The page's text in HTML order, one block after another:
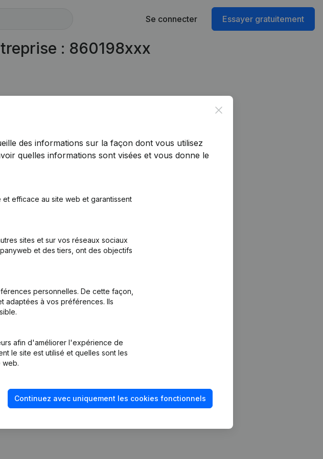
Se connecter Essayer gratuitement
: 860198xxx
Close
des informations sur la façon dont vous utilisez
quelles informations sont visées et vous donne le
efficace au site web et garantissent
sites et sur vos réseaux sociaux
et des tiers, ont des objectifs
personnelles. De cette façon,
adaptées à vos préférences. Ils
afin d'améliorer l'expérience de
le site est utilisé et quelles sont les
web.
Continuez avec uniquement les cookies fonctionnels
fraude
Consulter des comptes annuels
Vérification de la solvabilité